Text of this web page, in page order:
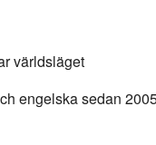
världsläget
engelska sedan